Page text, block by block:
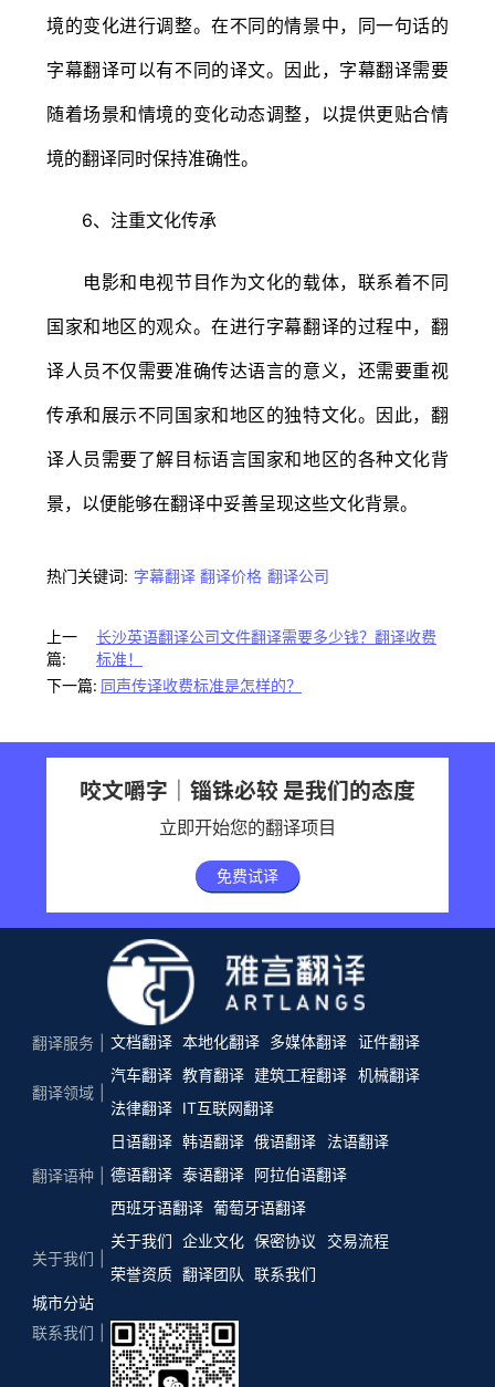
境的变化进行调整。在不同的情景中，同一句话的
字幕翻译可以有不同的译文。因此，字幕翻译需要
随着场景和情境的变化动态调整，以提供更贴合情
境的翻译同时保持准确性。
6、注重文化传承
电影和电视节目作为文化的载体，联系着不同
国家和地区的观众。在进行字幕翻译的过程中，翻
译人员不仅需要准确传达语言的意义，还需要重视
传承和展示不同国家和地区的独特文化。因此，翻
译人员需要了解目标语言国家和地区的各种文化背
景，以便能够在翻译中妥善呈现这些文化背景。
热门关键词: 字幕翻译 翻译价格 翻译公司
上一
篇:
长沙英语翻译公司文件翻译需要多少钱？翻译收费
标准！
下一篇: 同声传译收费标准是怎样的？
咬文嚼字｜锱铢必较 是我们的态度
立即开始您的翻译项目
免费试译
翻译服务 文档翻译 本地化翻译 多媒体翻译 证件翻译
翻译领域
汽车翻译 教育翻译 建筑工程翻译 机械翻译
法律翻译
IT互联网翻译
翻译语种
日语翻译 韩语翻译 俄语翻译
法语翻译
德语翻译 泰语翻译 阿拉伯语翻译
西班牙语翻译 葡萄牙语翻译
关于我们
关于我们 企业文化 保密协议
交易流程
荣誉资质 翻译团队
联系我们
城市分站
联系我们